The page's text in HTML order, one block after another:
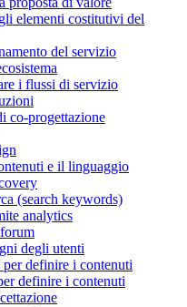
elementi costitutivi del
del servizio
i flussi di servizio
co-progettazione
e il linguaggio
(search keywords)
analytics
degli utenti
definire i contenuti
definire i contenuti